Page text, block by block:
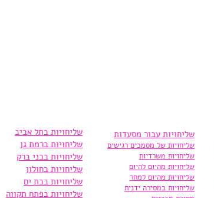
שליחויות עבור מסעדות
שליחויות של מסמכים רגישים
שליחויות משרדיות
שליחויות מהיום להיום
שליחויות מהיום למחר
שליחויות במסירה ידנית
שליחויות בתל אביב
שליחויות ברמת גן
שליחויות בבני ברק
שליחויות בחולון
שליחויות בבת ים
שליחויות בפתח תקווה